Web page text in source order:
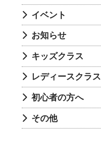
イベント
お知らせ
キッズクラス
レディースクラス
初心者の方へ
その他